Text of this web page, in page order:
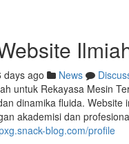
days ago News
untuk Rekayasa Mesin
dinamika fluida.
akademisi dan
blog.com/profile